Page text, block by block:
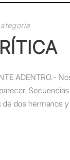
ADENTRO.-
de dos hermanos